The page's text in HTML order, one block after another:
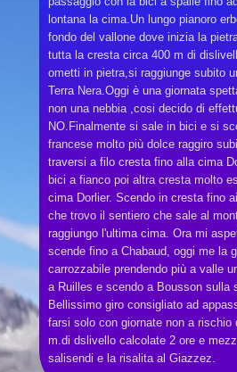
lontana la cima.Un lungo pianoro
fondo del vallone dove inizia la
tutta la cresta circa 400 m di
ometti in pietra,si raggiunge subito
Terra Nera.Oggi è una giornata
non una nebbia ,cosi decido di
NO.Finalmente si sale in bici e si
francese molto più dolce raggiro
traversi a filo cresta fino alla cima
bici a fianco poi altra cresta molto
cima Dorlier. Scendo in cresta fino
che trovo il sentiero che sale al
raggiungo l'ultima cima. Ora mi
scende fino a Chabaud, oggi me la
carrozzabile prendendo più a valle
a Ruilles e scendo a Bousson sulla
Bellissimo giro consigliato ad
farsi solo con giornate non a
m.di dslivello calcolate 2 ore e
salisendi e la risalita al Giazzez.